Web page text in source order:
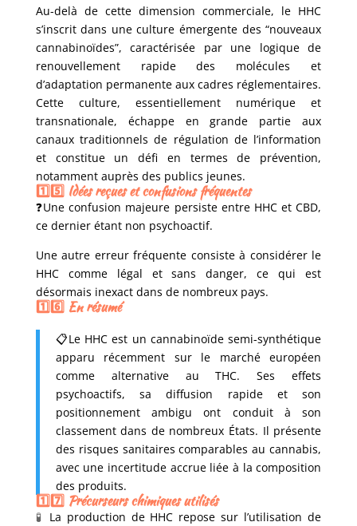
Au-delà de cette dimension commerciale, le HHC
s’inscrit dans une culture émergente des “nouveaux
cannabinoïdes”, caractérisée par une logique de
renouvellement rapide des molécules et
d’adaptation permanente aux cadres réglementaires.
Cette culture, essentiellement numérique et
transnationale, échappe en grande partie aux
canaux traditionnels de régulation de l’information
et constitue un défi en termes de prévention,
notamment auprès des publics jeunes.
1️⃣5️⃣ Idées reçues et confusions fréquentes
❓Une confusion majeure persiste entre HHC et CBD,
ce dernier étant non psychoactif.
Une autre erreur fréquente consiste à considérer le
HHC comme légal et sans danger, ce qui est
désormais inexact dans de nombreux pays.
1️⃣6️⃣ En résumé
📋Le HHC est un cannabinoïde semi-synthétique
apparu récemment sur le marché européen
comme alternative au THC. Ses effets
psychoactifs, sa diffusion rapide et son
positionnement ambigu ont conduit à son
classement dans de nombreux États. Il présente
des risques sanitaires comparables au cannabis,
avec une incertitude accrue liée à la composition
des produits.
1️⃣7️⃣ Précurseurs chimiques utilisés
🧪 La production de HHC repose sur l’utilisation de